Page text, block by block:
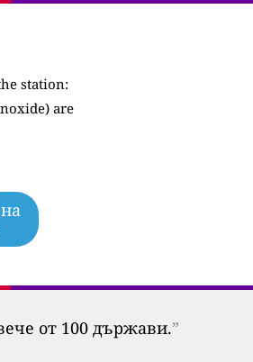
station:
are
от 100 държави.”